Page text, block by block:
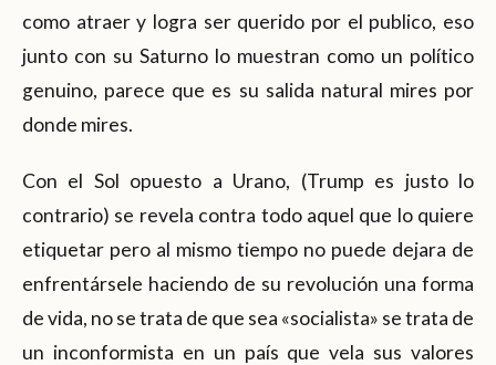
como atraer y logra ser querido por el publico, eso
junto con su Saturno lo muestran como un político
genuino, parece que es su salida natural mires por
donde mires.
Con el Sol opuesto a Urano, (Trump es justo lo
contrario) se revela contra todo aquel que lo quiere
etiquetar pero al mismo tiempo no puede dejara de
enfrentársele haciendo de su revolución una forma
de vida, no se trata de que sea «socialista» se trata de
un inconformista en un país que vela sus valores